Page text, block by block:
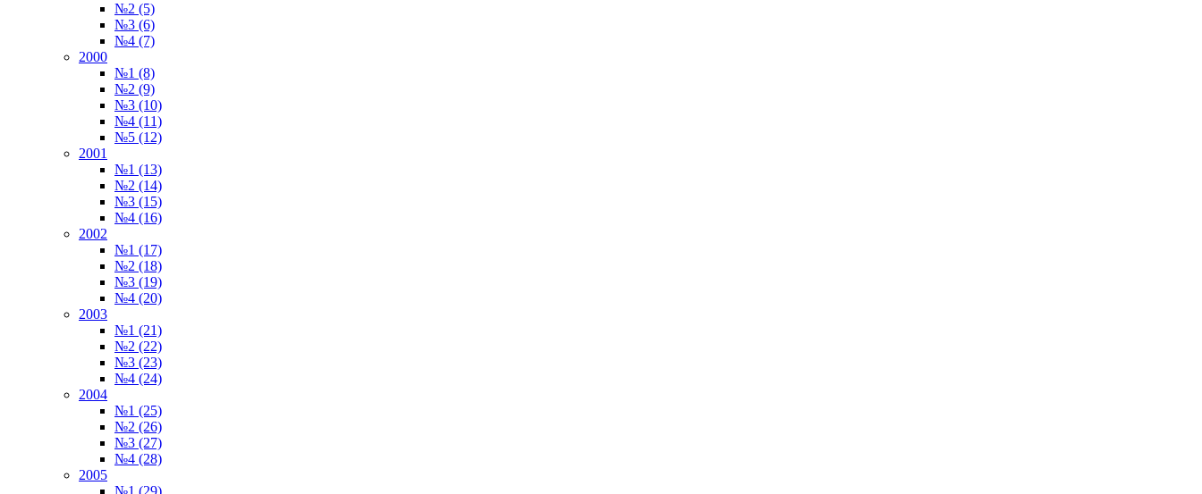
№2 (5)
№3 (6)
№4 (7)
2000
№1 (8)
№2 (9)
№3 (10)
№4 (11)
№5 (12)
2001
№1 (13)
№2 (14)
№3 (15)
№4 (16)
2002
№1 (17)
№2 (18)
№3 (19)
№4 (20)
2003
№1 (21)
№2 (22)
№3 (23)
№4 (24)
2004
№1 (25)
№2 (26)
№3 (27)
№4 (28)
2005
№1 (29)